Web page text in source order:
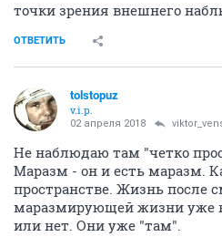
точки зрения внешнего
ОТВЕТИТЬ
tolstopuz
v.i.p.
02 апреля 2018
Не наблюдаю там "четко
Маразм - он и есть маразм.
пространстве. Жизнь после
маразмирующей жизни уже
или нет. Они уже "там".